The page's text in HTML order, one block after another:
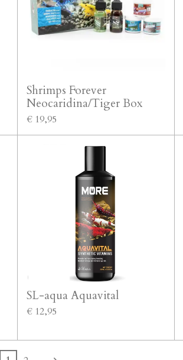
Shrimps Forever
Neocaridina/Tiger Box
€ 19,95
SL-aqua Aquavital
€ 12,95